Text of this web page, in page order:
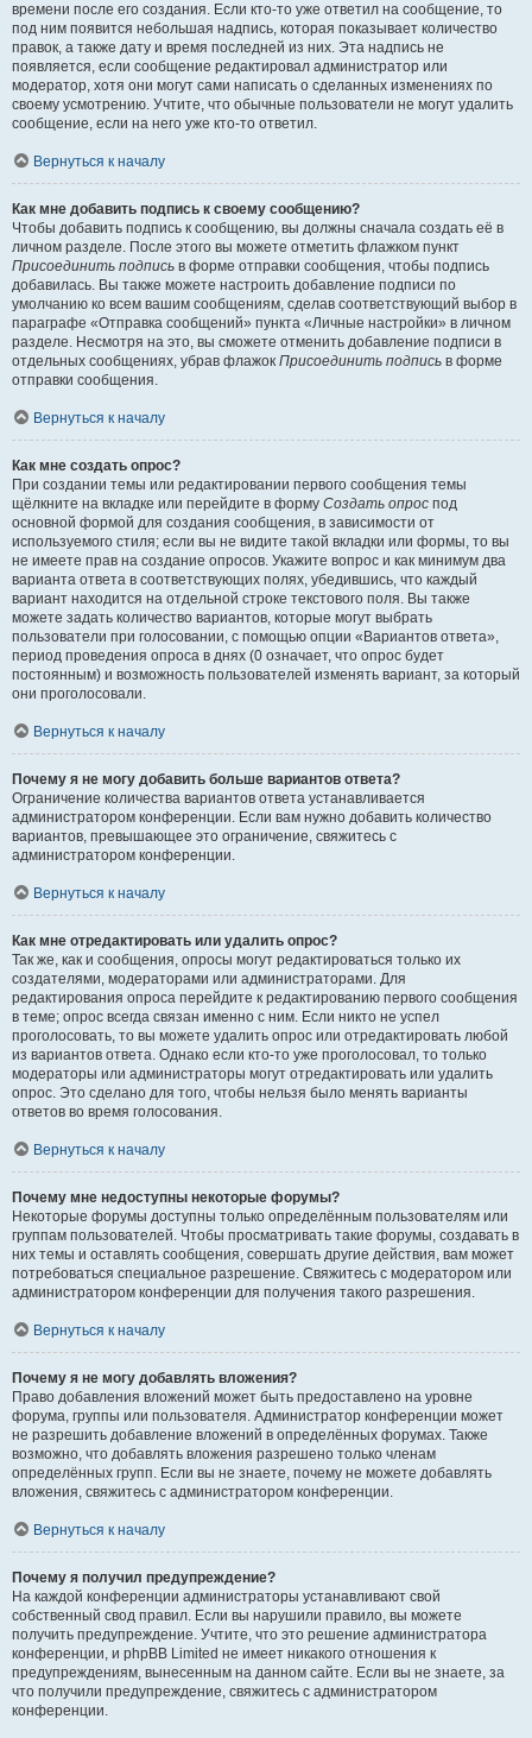
времени после его создания. Если кто-то уже ответил на сообщение, то
под ним появится небольшая надпись, которая показывает количество
правок, а также дату и время последней из них. Эта надпись не
появляется, если сообщение редактировал администратор или
модератор, хотя они могут сами написать о сделанных изменениях по
своему усмотрению. Учтите, что обычные пользователи не могут удалить
сообщение, если на него уже кто-то ответил.
Вернуться к началу
Как мне добавить подпись к своему сообщению?
Чтобы добавить подпись к сообщению, вы должны сначала создать её в
личном разделе. После этого вы можете отметить флажком пункт
Присоединить подпись в форме отправки сообщения, чтобы подпись
добавилась. Вы также можете настроить добавление подписи по
умолчанию ко всем вашим сообщениям, сделав соответствующий выбор в
параграфе «Отправка сообщений» пункта «Личные настройки» в личном
разделе. Несмотря на это, вы сможете отменить добавление подписи в
отдельных сообщениях, убрав флажок Присоединить подпись в форме
отправки сообщения.
Вернуться к началу
Как мне создать опрос?
При создании темы или редактировании первого сообщения темы
щёлкните на вкладке или перейдите в форму Создать опрос под
основной формой для создания сообщения, в зависимости от
используемого стиля; если вы не видите такой вкладки или формы, то вы
не имеете прав на создание опросов. Укажите вопрос и как минимум два
варианта ответа в соответствующих полях, убедившись, что каждый
вариант находится на отдельной строке текстового поля. Вы также
можете задать количество вариантов, которые могут выбрать
пользователи при голосовании, с помощью опции «Вариантов ответа»,
период проведения опроса в днях (0 означает, что опрос будет
постоянным) и возможность пользователей изменять вариант, за который
они проголосовали.
Вернуться к началу
Почему я не могу добавить больше вариантов ответа?
Ограничение количества вариантов ответа устанавливается
администратором конференции. Если вам нужно добавить количество
вариантов, превышающее это ограничение, свяжитесь с
администратором конференции.
Вернуться к началу
Как мне отредактировать или удалить опрос?
Так же, как и сообщения, опросы могут редактироваться только их
создателями, модераторами или администраторами. Для
редактирования опроса перейдите к редактированию первого сообщения
в теме; опрос всегда связан именно с ним. Если никто не успел
проголосовать, то вы можете удалить опрос или отредактировать любой
из вариантов ответа. Однако если кто-то уже проголосовал, то только
модераторы или администраторы могут отредактировать или удалить
опрос. Это сделано для того, чтобы нельзя было менять варианты
ответов во время голосования.
Вернуться к началу
Почему мне недоступны некоторые форумы?
Некоторые форумы доступны только определённым пользователям или
группам пользователей. Чтобы просматривать такие форумы, создавать в
них темы и оставлять сообщения, совершать другие действия, вам может
потребоваться специальное разрешение. Свяжитесь с модератором или
администратором конференции для получения такого разрешения.
Вернуться к началу
Почему я не могу добавлять вложения?
Право добавления вложений может быть предоставлено на уровне
форума, группы или пользователя. Администратор конференции может
не разрешить добавление вложений в определённых форумах. Также
возможно, что добавлять вложения разрешено только членам
определённых групп. Если вы не знаете, почему не можете добавлять
вложения, свяжитесь с администратором конференции.
Вернуться к началу
Почему я получил предупреждение?
На каждой конференции администраторы устанавливают свой
собственный свод правил. Если вы нарушили правило, вы можете
получить предупреждение. Учтите, что это решение администратора
конференции, и phpBB Limited не имеет никакого отношения к
предупреждениям, вынесенным на данном сайте. Если вы не знаете, за
что получили предупреждение, свяжитесь с администратором
конференции.